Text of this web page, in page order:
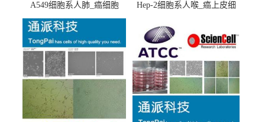
A549细胞系人肺_癌细胞
(A549细胞)
Hep-2细胞系人喉_癌上皮细